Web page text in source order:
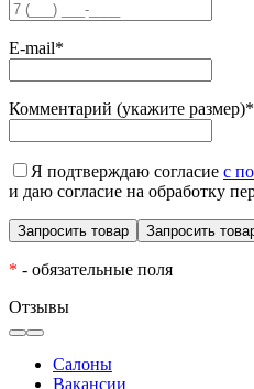
E-mail*
Комментарий (укажите размер)*
Я подтверждаю согласие с
и даю согласие на обработку
* - обязательные поля
Отзывы
Салоны
Вакансии